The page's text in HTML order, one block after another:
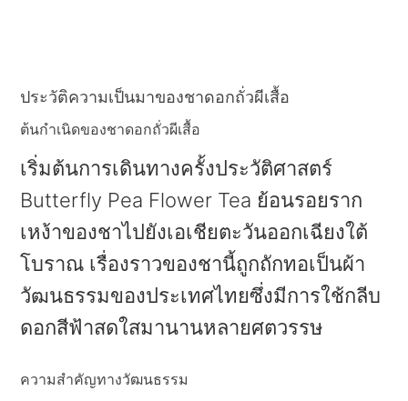
ประวัติความเป็นมาของชาดอกถั่วผีเสื้อ
ต้นกําเนิดของชาดอกถั่วผีเสื้อ
เริ่มต้นการเดินทางครั้งประวัติศาสตร์
Butterfly Pea Flower Tea ย้อนรอยราก
เหง้าของชาไปยังเอเชียตะวันออกเฉียงใต้
โบราณ เรื่องราวของชานี้ถูกถักทอเป็นผ้า
วัฒนธรรมของประเทศไทยซึ่งมีการใช้กลีบ
ดอกสีฟ้าสดใสมานานหลายศตวรรษ
ความสําคัญทางวัฒนธรรม